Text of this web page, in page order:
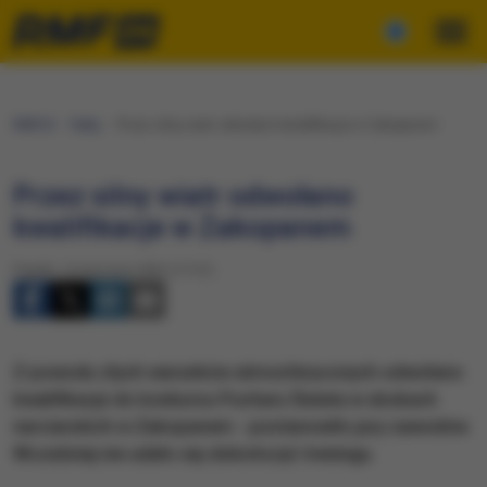
Przez silny wiatr odwołano
kwalifikacje w Zakopanem